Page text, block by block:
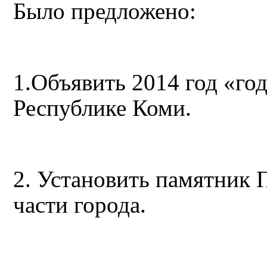
Было предложено:
1.Объявить 2014 год
Республике Коми.
2. Установить
части города.